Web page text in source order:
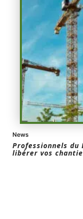
News
Professionnels du
libérer vos